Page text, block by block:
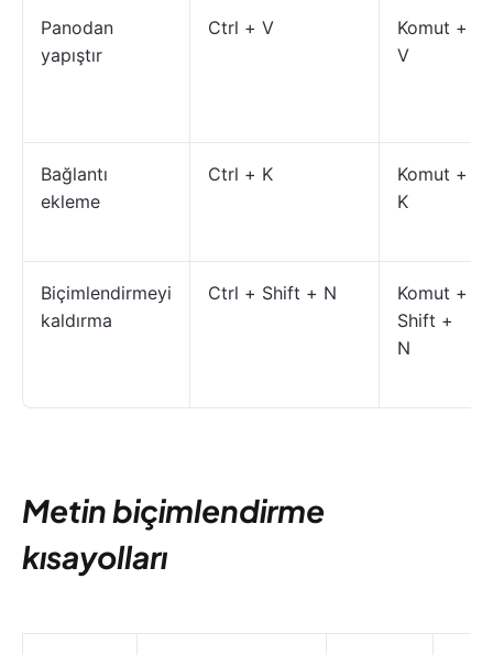
Panodan
yapıştır
Ctrl + V
Komut +
V
Bağlantı
ekleme
Ctrl + K
Komut +
K
Biçimlendirmeyi
kaldırma
Ctrl + Shift + N
Komut +
Shift +
N
Metin biçimlendirme
kısayolları